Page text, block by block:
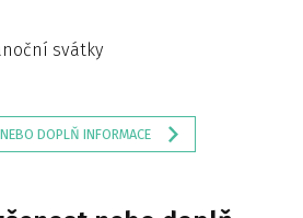
svátky
DOPLŇ INFORMACE